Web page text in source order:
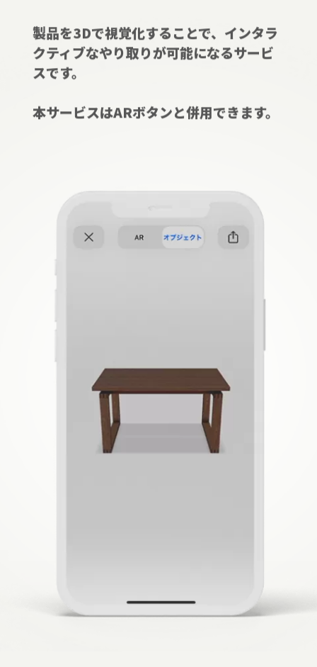
製品を3Dで視覚化することで、インタラ
クティブなやり取りが可能になるサービ
スです。
本サービスはARボタンと併用できます。